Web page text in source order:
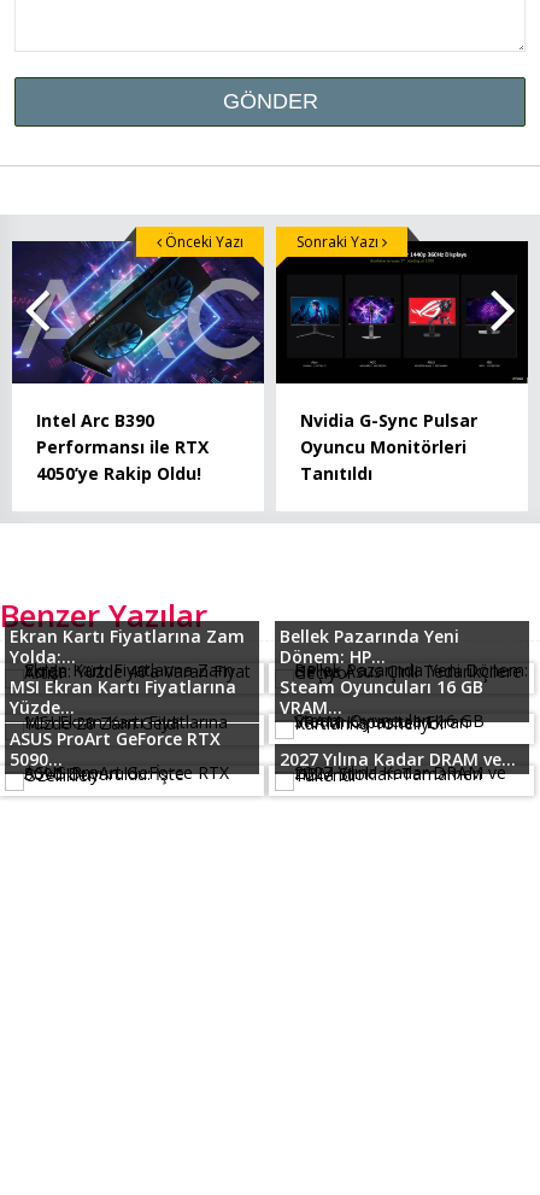
Intel Arc B390
Performansı ile RTX
4050’ye Rakip Oldu!
Önceki Yazı
Nvidia G-Sync Pulsar
Oyuncu Monitörleri
Tanıtıldı
Sonraki Yazı
Benzer Yazılar
Ekran Kartı Fiyatlarına Zam
Yolda:...
Bellek Pazarında Yeni
Dönem: HP...
MSI Ekran Kartı Fiyatlarına
Yüzde...
Steam Oyuncuları 16 GB
VRAM...
ASUS ProArt GeForce RTX
5090...
2027 Yılına Kadar DRAM ve...